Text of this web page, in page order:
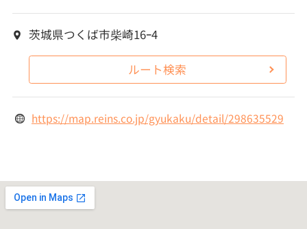
茨城県つくば市柴崎16ｰ4
ルート検索
https://map.reins.co.jp/gyukaku/detail/298635529